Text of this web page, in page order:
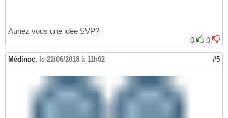
Auriez vous une idée SVP?
0
0
Médinoc, le 22/06/2018 à 11h02 #5